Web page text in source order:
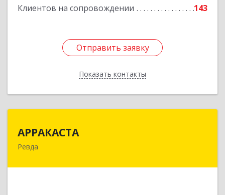
Клиентов на сопровождении 143
Отправить заявку
Показать контакты
Отправить заявку
Назад
АРРАКАСТА
Ревда623286, Свердловская обл, Ревда г, Азина ул,